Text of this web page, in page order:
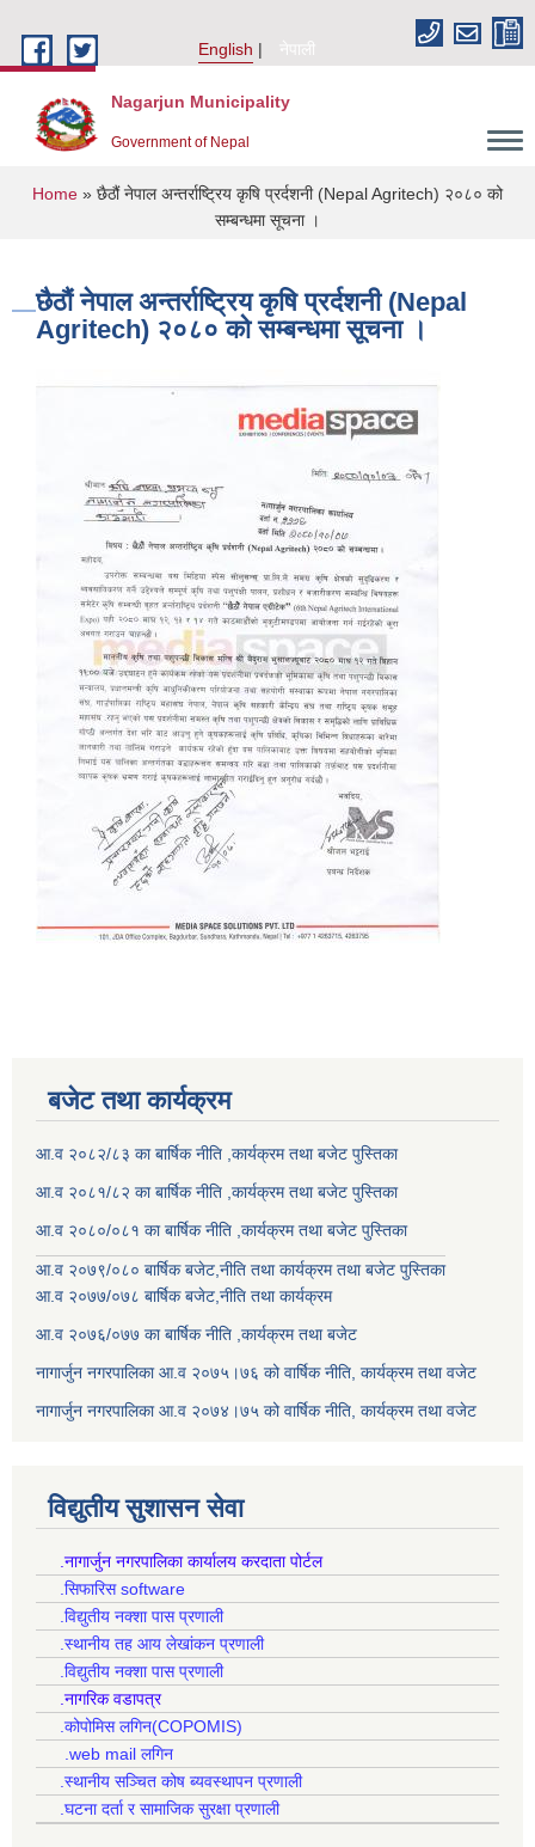
English
नेपाली
Nagarjun Municipality
Government of Nepal
You are here
Home » छैठौं नेपाल अन्तर्राष्ट्रिय कृषि प्रर्दशनी (Nepal Agritech) २०८० को
सम्बन्धमा सूचना ।
छैठौं नेपाल अन्तर्राष्ट्रिय कृषि प्रर्दशनी (Nepal
Agritech) २०८० को सम्बन्धमा सूचना ।
बजेट तथा कार्यक्रम
आ.व २०८२/८३ का बार्षिक नीति ,कार्यक्रम तथा बजेट पुस्तिका
आ.व २०८१/८२ का बार्षिक नीति ,कार्यक्रम तथा बजेट पुस्तिका
आ.व २०८०/०८१ का बार्षिक नीति ,कार्यक्रम तथा बजेट पुस्तिका
आ.व २०७९/०८० बार्षिक बजेट,नीति तथा कार्यक्रम तथा बजेट पुस्तिका
आ.व २०७७/०७८ बार्षिक बजेट,नीति तथा कार्यक्रम
आ.व २०७६/०७७ का बार्षिक नीति ,कार्यक्रम तथा बजेट
नागार्जुन नगरपालिका आ.व २०७५।७६ को वार्षिक नीति, कार्यक्रम तथा वजेट
नागार्जुन नगरपालिका आ.व २०७४।७५ को वार्षिक नीति, कार्यक्रम तथा वजेट
विद्युतीय सुशासन सेवा
.नागार्जुन नगरपालिका कार्यालय करदाता पोर्टल
.सिफारिस software
.विद्युतीय नक्शा पास प्रणाली
.स्थानीय तह आय लेखांकन प्रणाली
.विद्युतीय नक्शा पास प्रणाली
.नागरिक वडापत्र
.कोपोमिस लगिन(COPOMIS)
.web mail लगिन
.स्थानीय सञ्चित कोष ब्यवस्थापन प्रणाली
.घटना दर्ता र सामाजिक सुरक्षा प्रणाली